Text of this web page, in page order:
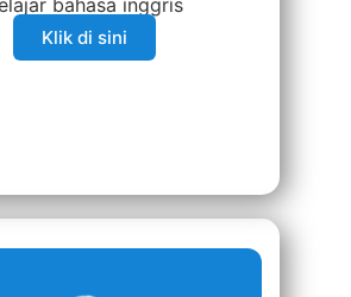
Klik di sini